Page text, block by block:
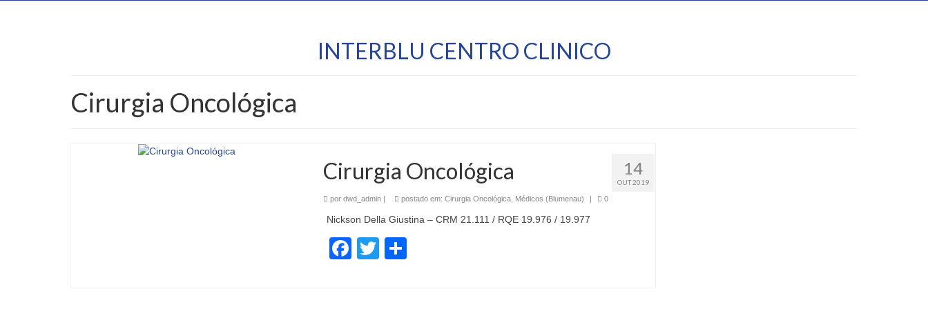
INTERBLU CENTRO CLINICO
Cirurgia Oncológica
14
OUT 2019
Cirurgia Oncológica
por dwd_admin| postado em: Cirurgia Oncológica, Médicos (Blumenau) | 0
Nickson Della Giustina – CRM 21.111 / RQE 19.976 / 19.977
Facebook
Twitter